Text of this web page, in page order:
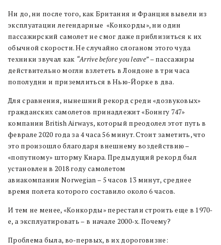
Ни до, ни после того, как Британия и Франция вывели из
эксплуатации легендарные «Конкорды», ни один
пассажирский самолет не смог даже приблизиться к их
обычной скорости. Не случайно слоганом этого чуда
техники звучал как “Arrivebeforeyouleave”– пассажиры
действительно могли взлететь в Лондоне в три часа
пополудни и приземлиться в Нью-Йорке в два.
Для сравнения, нынешний рекорд среди «дозвуковых»
гражданских самолетов принадлежит «Боингу 747»
компании British Airways, который преодолел этот путь в
феврале 2020 года за 4 часа 56 минут. Стоит заметить, что
это произошло благодаря внешнему воздействию –
«попутному» шторму Киара. Предыдущий рекорд был
установлен в 2018 году самолетом
авиакомпании Norwegian – 5 часов 13 минут, среднее
время полета которого составило около 6 часов.
И тем не менее, «Конкорды» перестали строить еще в 1970-
е, а эксплуатировать – в начале 2000-х. Почему?
Проблема была, во-первых, в их дороговизне: